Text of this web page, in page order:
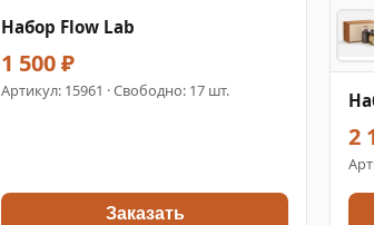
Набор Flow Lab
1 500 ₽
Артикул: 15961 · Свободно: 17 шт.
Заказать
2